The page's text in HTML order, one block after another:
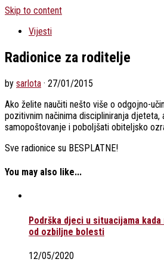
Skip to content
Vijesti
Radionice za roditelje
by sarlota · 27/01/2015
Ako želite naučiti nešto više o odgojno-
pozitivnim načinima discipliniranja
samopoštovanje i poboljšati obiteljsko
Sve radionice su BESPLATNE!
You may also like...
Podrška djeci u situacijama
od ozbiljne bolesti
12/05/2020